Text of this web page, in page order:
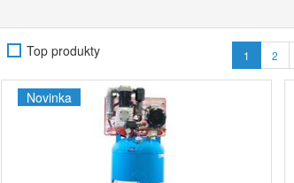
Top produkty 1 2
Novinka